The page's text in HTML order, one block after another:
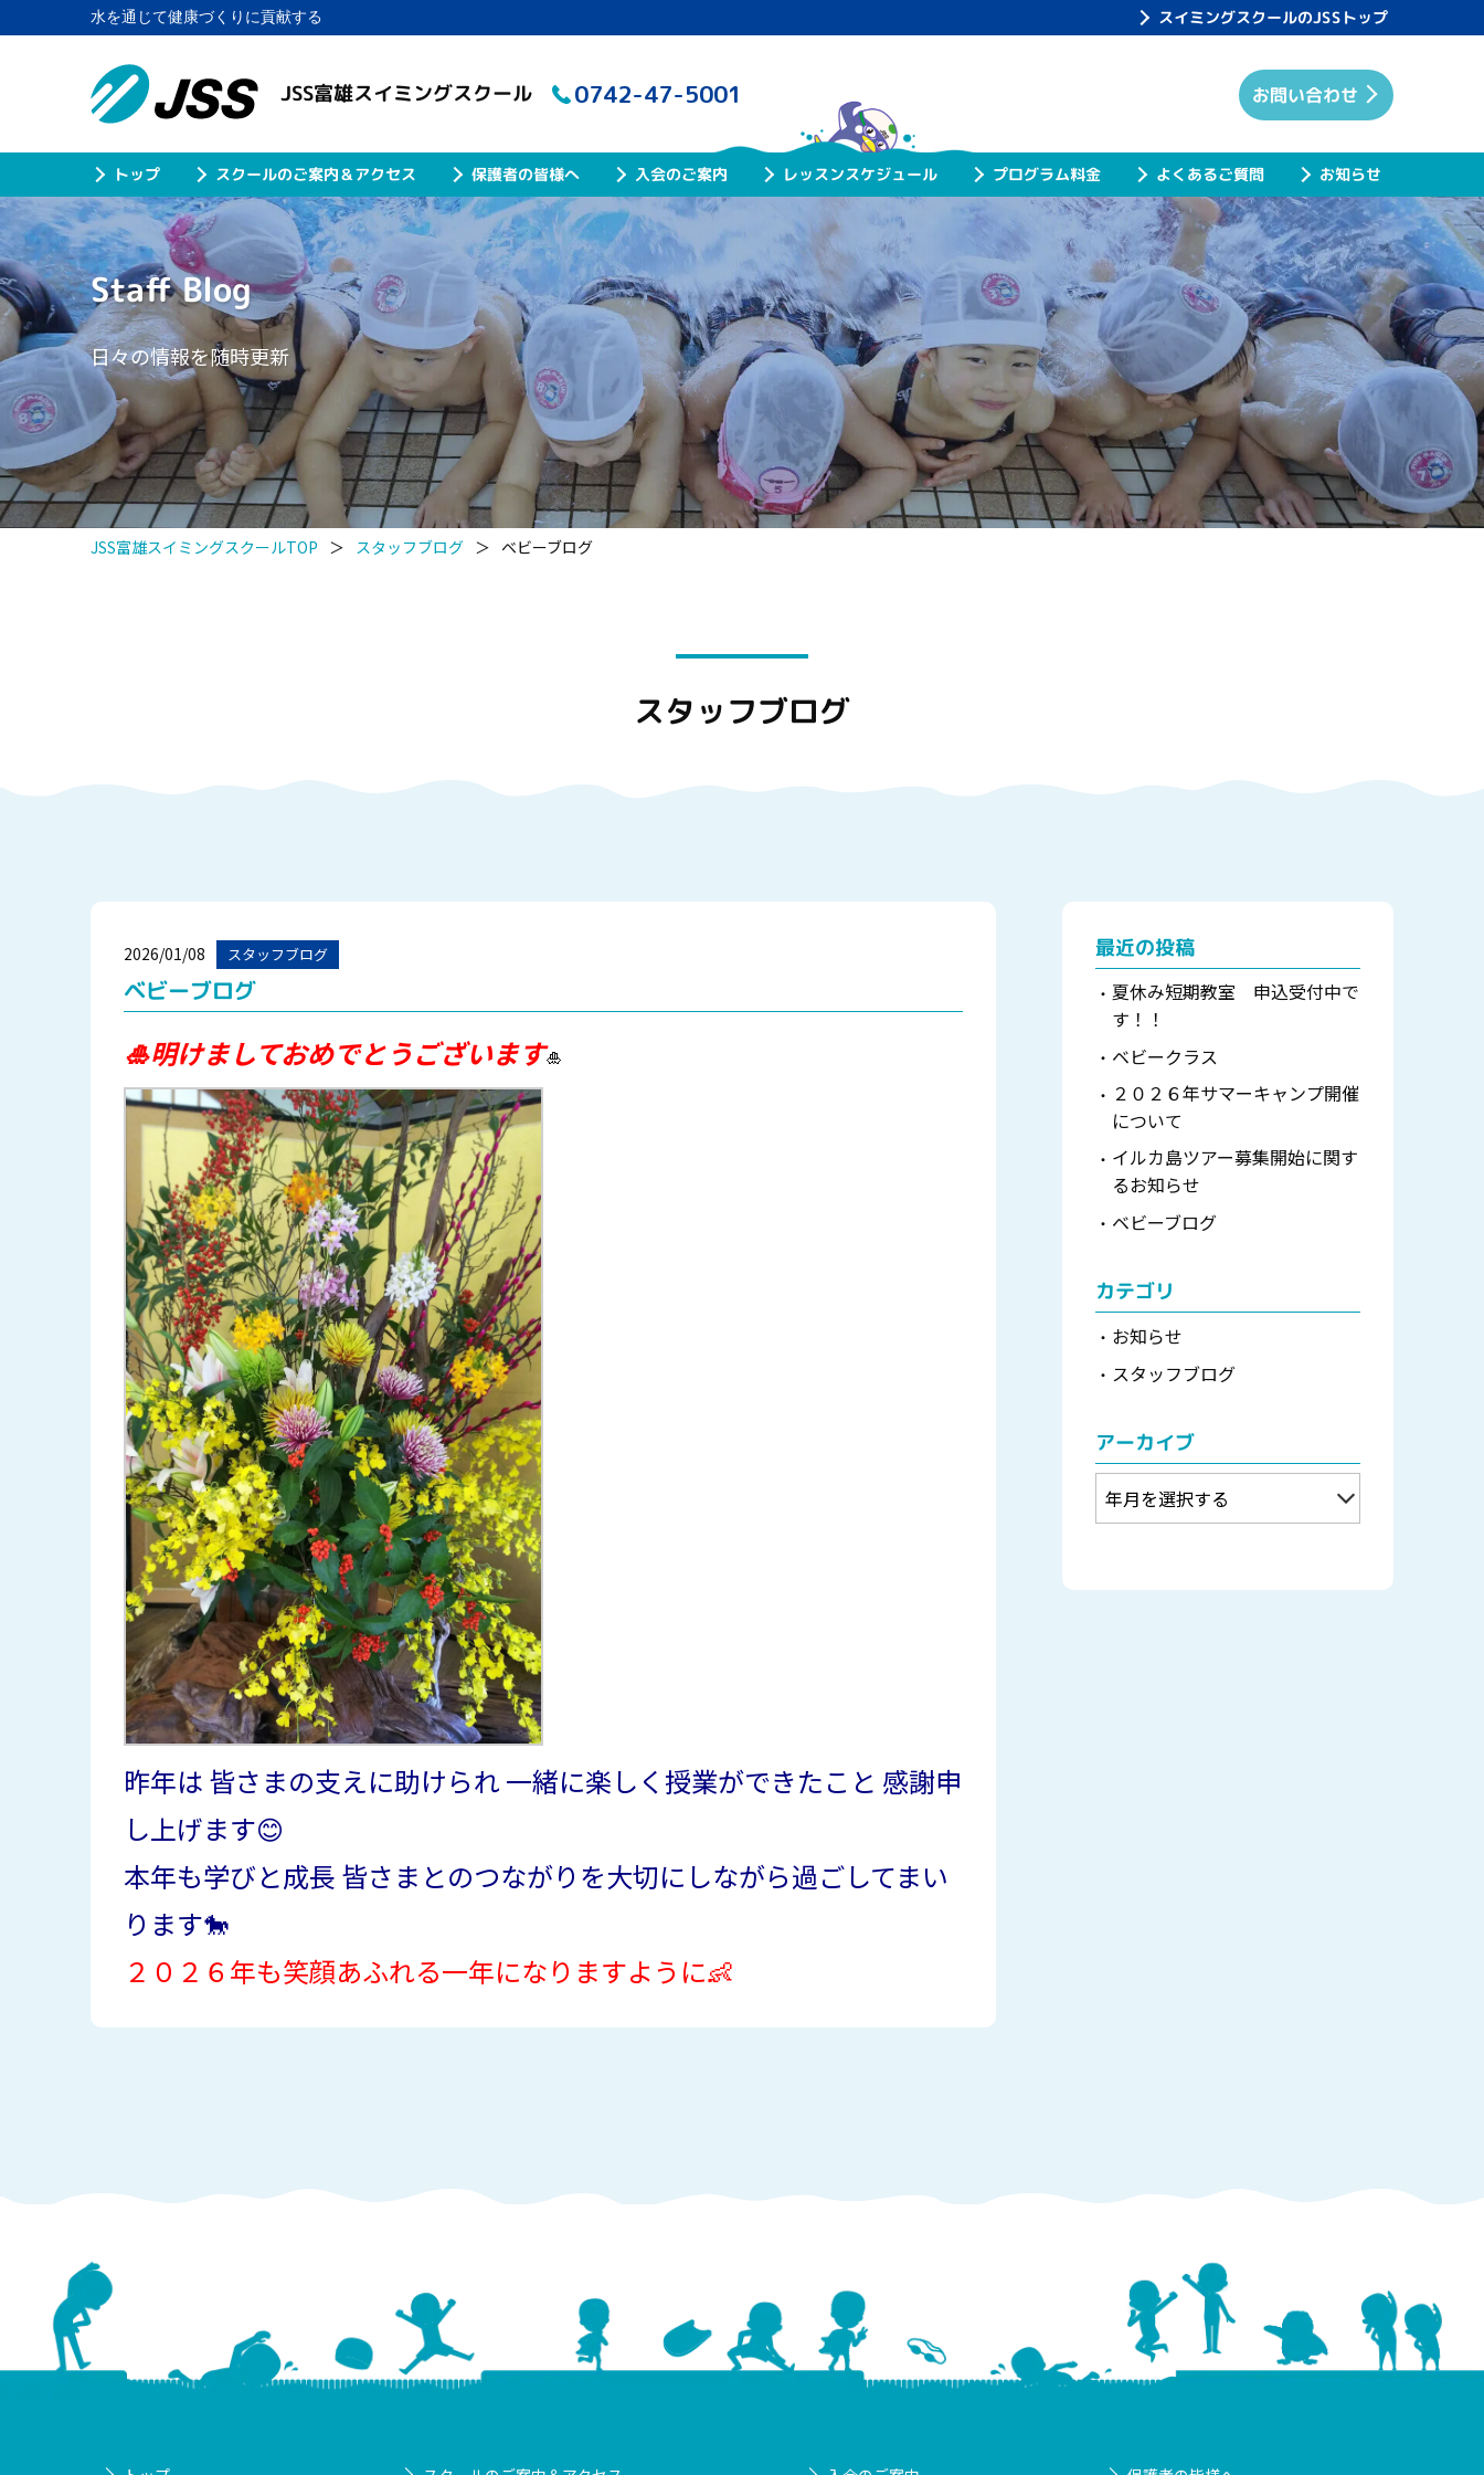
水を通じて健康づくりに貢献する スイミングスクールのJSSトップ
JSS富雄スイミングスクール 0742-47-5001
トップ スクールのご案内＆アクセス 保護者の皆様へ 入会のご案内 レッスンスケジュール プログラム料金 よくあるご質問 お知らせ
お問い合わせ
Staff Blog
日々の情報を随時更新
JSS富雄スイミングスクールTOP ＞ スタッフブログ ＞ ベビーブログ
スタッフブログ
2026/01/08 スタッフブログ
ベビーブログ
🎍明けましておめでとうございます🎍
昨年は 皆さまの支えに助けられ 一緒に楽しく授業ができたこと 感謝申
し上げます😊
本年も学びと成長 皆さまとのつながりを大切にしながら過ごしてまい
ります🐎
２０２６年も笑顔あふれる一年になりますように👶
最近の投稿
夏休み短期教室 申込受付中で
す！！
ベビークラス
２０２６年サマーキャンプ開催
について
イルカ島ツアー募集開始に関す
るお知らせ
ベビーブログ
カテゴリ
お知らせ
スタッフブログ
アーカイブ